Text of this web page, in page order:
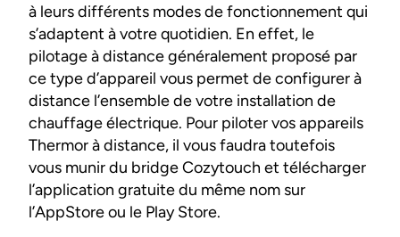
à leurs différents modes de fonctionnement qui
s’adaptent à votre quotidien. En effet, le
pilotage à distance généralement proposé par
ce type d’appareil vous permet de configurer à
distance l’ensemble de votre installation de
chauffage électrique. Pour piloter vos appareils
Thermor à distance, il vous faudra toutefois
vous munir du bridge Cozytouch et télécharger
l’application gratuite du même nom sur
l’AppStore ou le Play Store.